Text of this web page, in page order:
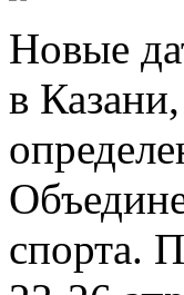
Новые
в
спорта.